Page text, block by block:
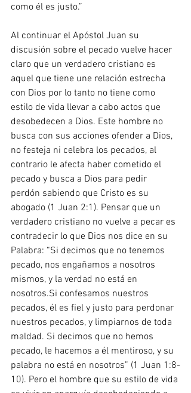
como él es justo.”
Al continuar el Apóstol Juan su
discusión sobre el pecado vuelve hacer
claro que un verdadero cristiano es
aquel que tiene une relación estrecha
con Dios por lo tanto no tiene como
estilo de vida llevar a cabo actos que
desobedecen a Dios. Este hombre no
busca con sus acciones ofender a Dios,
no festeja ni celebra los pecados, al
contrario le afecta haber cometido el
pecado y busca a Dios para pedir
perdón sabiendo que Cristo es su
abogado (1 Juan 2:1). Pensar que un
verdadero cristiano no vuelve a pecar es
contradecir lo que Dios nos dice en su
Palabra: “Si decimos que no tenemos
pecado, nos engañamos a nosotros
mismos, y la verdad no está en
nosotros.Si confesamos nuestros
pecados, él es fiel y justo para perdonar
nuestros pecados, y limpiarnos de toda
maldad. Si decimos que no hemos
pecado, le hacemos a él mentiroso, y su
palabra no está en nosotros” (1 Juan 1:8-
10). Pero el hombre que su estilo de vida